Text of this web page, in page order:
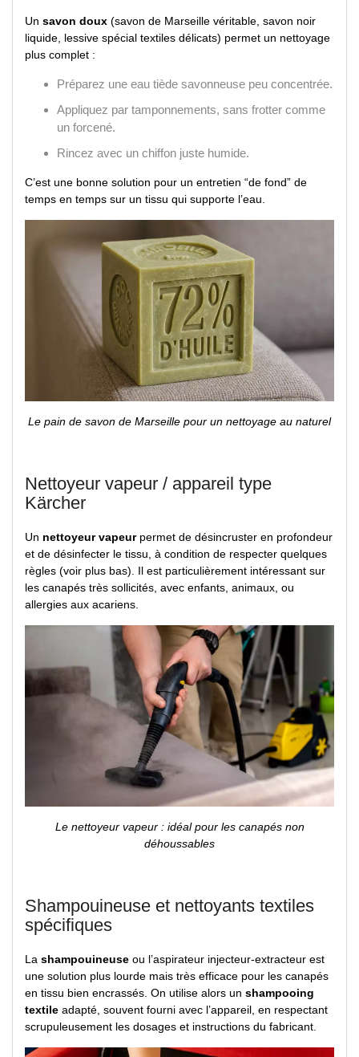
Un savon doux (savon de Marseille véritable, savon noir
liquide, lessive spécial textiles délicats) permet un nettoyage
plus complet :
Préparez une eau tiède savonneuse peu concentrée.
Appliquez par tamponnements, sans frotter comme
un forcené.
Rincez avec un chiffon juste humide.
C’est une bonne solution pour un entretien “de fond” de
temps en temps sur un tissu qui supporte l’eau.
Le pain de savon de Marseille pour un nettoyage au naturel
Nettoyeur vapeur / appareil type
Kärcher
Un nettoyeur vapeurpermet de désincruster en profondeur
et de désinfecter le tissu, à condition de respecter quelques
règles (voir plus bas). Il est particulièrement intéressant sur
les canapés très sollicités, avec enfants, animaux, ou
allergies aux acariens.
Le nettoyeur vapeur : idéal pour les canapés non
déhoussables
Shampouineuse et nettoyants textiles
spécifiques
La shampouineuse ou l’aspirateur injecteur-extracteur est
une solution plus lourde mais très efficace pour les canapés
en tissu bien encrassés. On utilise alors un shampooing
textile adapté, souvent fourni avec l’appareil, en respectant
scrupuleusement les dosages et instructions du fabricant.